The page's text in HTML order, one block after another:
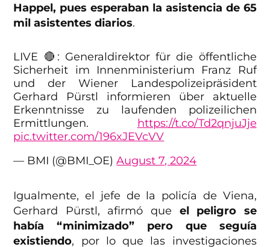
Happel, pues esperaban la asistencia de 65
mil asistentes diarios.
LIVE 🔴: Generaldirektor für die öffentliche
Sicherheit im Innenministerium Franz Ruf
und der Wiener Landespolizeipräsident
Gerhard Pürstl informieren über aktuelle
Erkenntnisse zu laufenden polizeilichen
Ermittlungen. https://t.co/Td2qnjuJje
pic.twitter.com/196xJEVcVV
— BMI (@BMI_OE)August 7, 2024
Igualmente, el jefe de la policía de Viena,
Gerhard Pürstl, afirmó que el peligro se
había “minimizado” pero que seguía
existiendo, por lo que las investigaciones